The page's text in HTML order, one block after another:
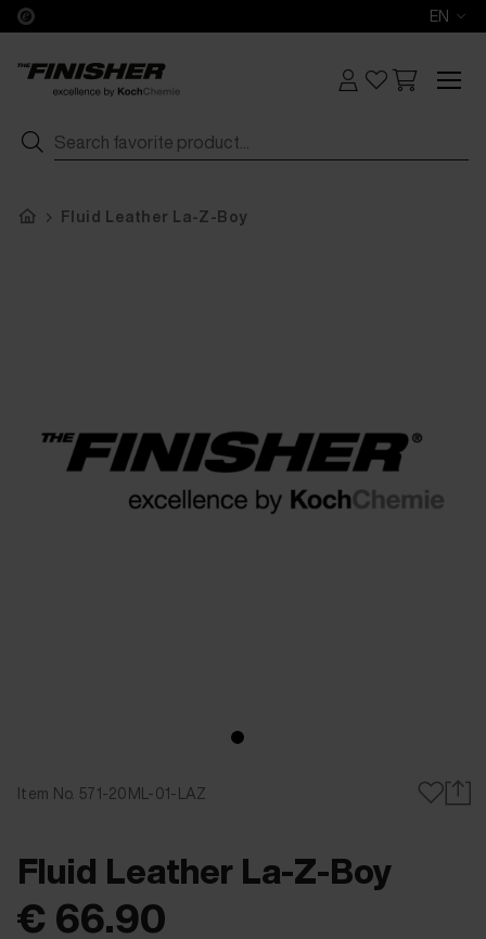
EN
Fluid Leather La-Z-Boy
Item No. 571-20ML-01-LAZ
Fluid Leather La-Z-Boy
€ 66.90